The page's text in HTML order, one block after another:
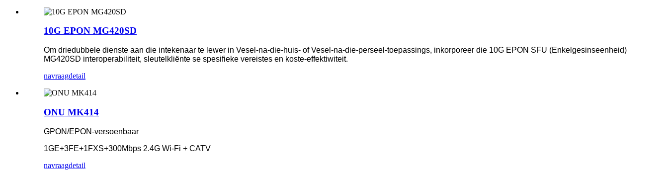
10G EPON MG420SD
Om driedubbele dienste aan die intekenaar te lewer in Vesel-na-die-huis- of Vesel-na-die-perseel-toepassings, inkorporeer die 10G EPON SFU (Enkelgesinseenheid)
MG420SD interoperabiliteit, sleutelkliënte se spesifieke vereistes en koste-effektiwiteit.
navraagdetail
ONU MK414
GPON/EPON-versoenbaar
1GE+3FE+1FXS+300Mbps 2.4G Wi-Fi + CATV
navraagdetail